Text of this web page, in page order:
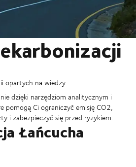
opartych na wiedzy
dzięki narzędziom analitycznym i
pomogą Ci ograniczyć emisję CO2,
i zabezpieczyć się przed ryzykiem.
Łańcucha